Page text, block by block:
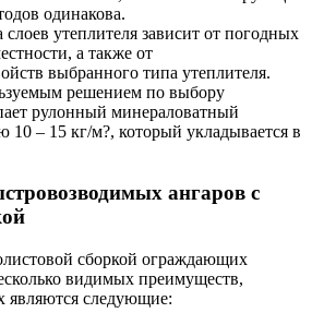
одинакова.
утеплителя зависит от погодных
а также от
выбранного типа утеплителя.
решением по выбору
рулонный минераловатный
10 – 15 кг/м?, который укладывается в
ангаров с
сборкой ограждающих
видимых преимуществ,
являются следующие: